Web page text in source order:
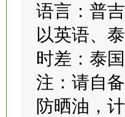
请自备零
语言：普
以英语、
时差：泰
注：请自